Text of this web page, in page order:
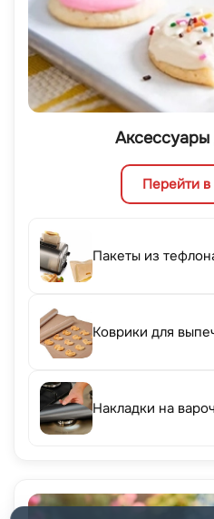
Аксессуары
Перейти в
Пакеты из
Коврики для
Накладки на